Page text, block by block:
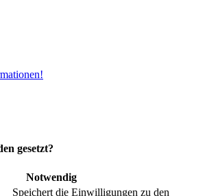
gesetzt?
Notwendig
Speichert die Einwilligungen zu den